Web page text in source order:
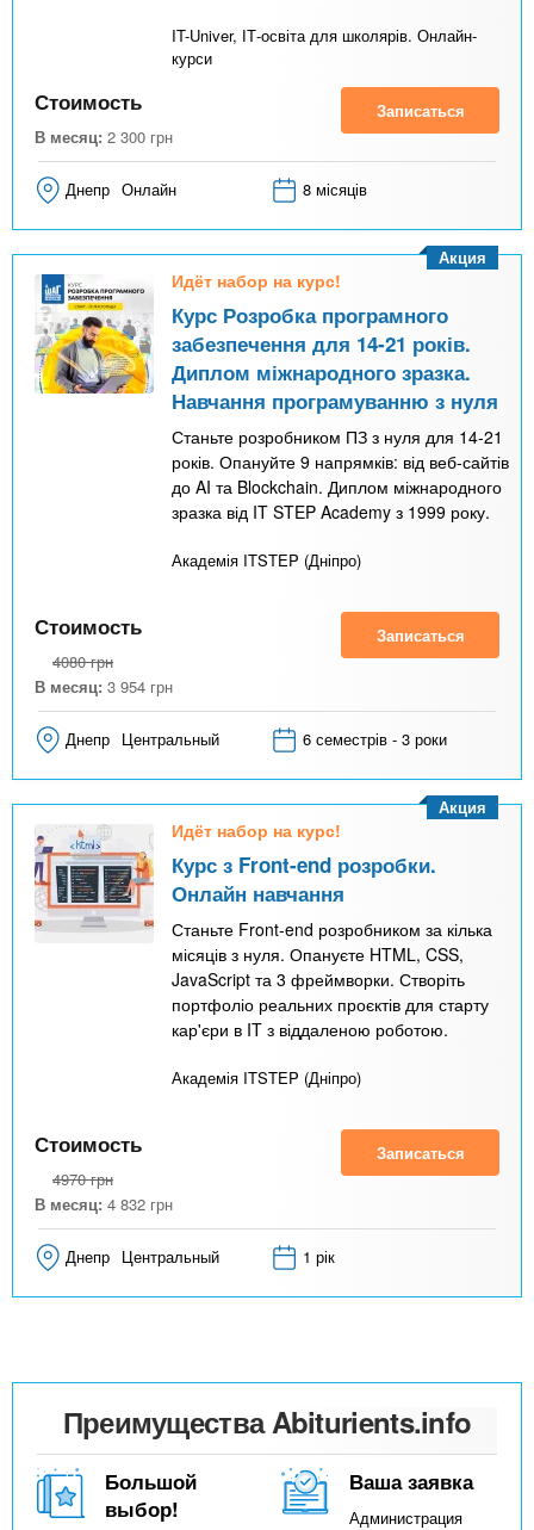
IT-Univer, ІТ-освіта для школярів. Онлайн-
курси
Стоимость
В месяц: 2 300 грн
Записаться
Днепр Онлайн 8 місяців
Идёт набор на курс!
Курс Розробка програмного
забезпечення для 14-21 років.
Диплом міжнародного зразка.
Навчання програмуванню з нуля
Станьте розробником ПЗ з нуля для 14-21
років. Опануйте 9 напрямків: від веб-сайтів
до AI та Blockchain. Диплом міжнародного
зразка від IT STEP Academy з 1999 року.
Академія ITSTEP (Дніпро)
Акция
Стоимость
4080 грн
В месяц: 3 954 грн
Записаться
Днепр Центральный 6 семестрів - 3 роки
Идёт набор на курс!
Курс з Front-end розробки.
Онлайн навчання
Станьте Front-end розробником за кілька
місяців з нуля. Опануєте HTML, CSS,
JavaScript та 3 фреймворки. Створіть
портфоліо реальних проєктів для старту
кар'єри в IT з віддаленою роботою.
Академія ITSTEP (Дніпро)
Акция
Стоимость
4970 грн
В месяц: 4 832 грн
Записаться
Днепр Центральный 1 рік
Преимущества Abiturients.info
Большой
выбор!
Ваша заявка
Администрация